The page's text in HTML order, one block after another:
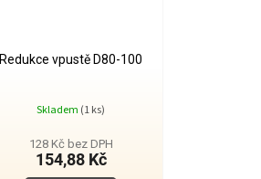
Redukce vpustě D80-100
Skladem (1 ks)
128 Kč bez DPH
154,88 Kč